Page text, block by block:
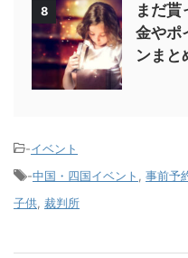
8
まだ貰
金やポ
ンまと
-イベント
-中国・四国イベント 事前予
子供 裁判所